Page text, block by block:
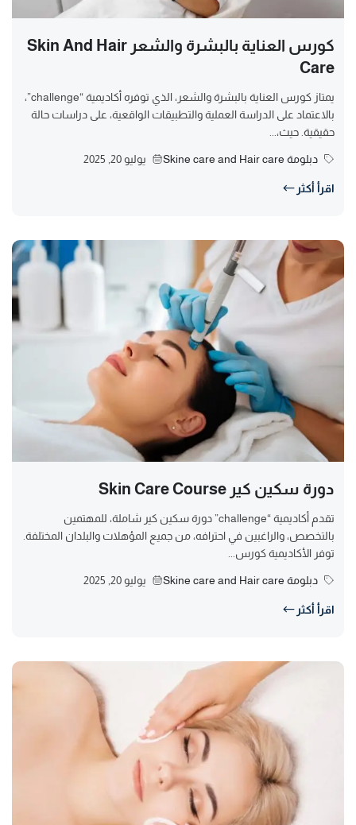
كورس العناية بالبشرة والشعر Skin And Hair
Care
يمتاز كورس العناية بالبشرة والشعر، الذي توفره أكاديمية “challenge”،
بالاعتماد على الدراسة العملية والتطبيقات الواقعية، على دراسات حالة
حقيقية. حيث،...
دبلومة Skine care and Hair care يوليو 20, 2025
اقرأ أكثر
دورة سكين كير Skin Care Course
تقدم أكاديمية “challenge” دورة سكين كير شاملة، للمهتمين
بالتخصص، والراغبين في احترافه، من جميع المؤهلات والبلدان المختلفة.
توفر الأكاديمية كورس...
دبلومة Skine care and Hair care يوليو 20, 2025
اقرأ أكثر